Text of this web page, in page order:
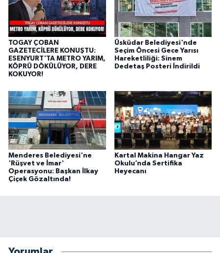
TOGAY ÇOBAN
GAZETECİLERE KONUŞTU:
ESENYURT'TA METRO YARIM,
KÖPRÜ DÖKÜLÜYOR, DERE
KOKUYOR!
Üsküdar Belediyesi'nde
Seçim Öncesi Gece Yarısı
Hareketliliği: Sinem
Dedetaş Posteri İndirildi
Menderes Belediyesi'ne
'Rüşvet ve İmar'
Operasyonu: Başkan İlkay
Çiçek Gözaltında!
Kartal Makina Hangar Yaz
Okulu’nda Sertifika
Heyecanı